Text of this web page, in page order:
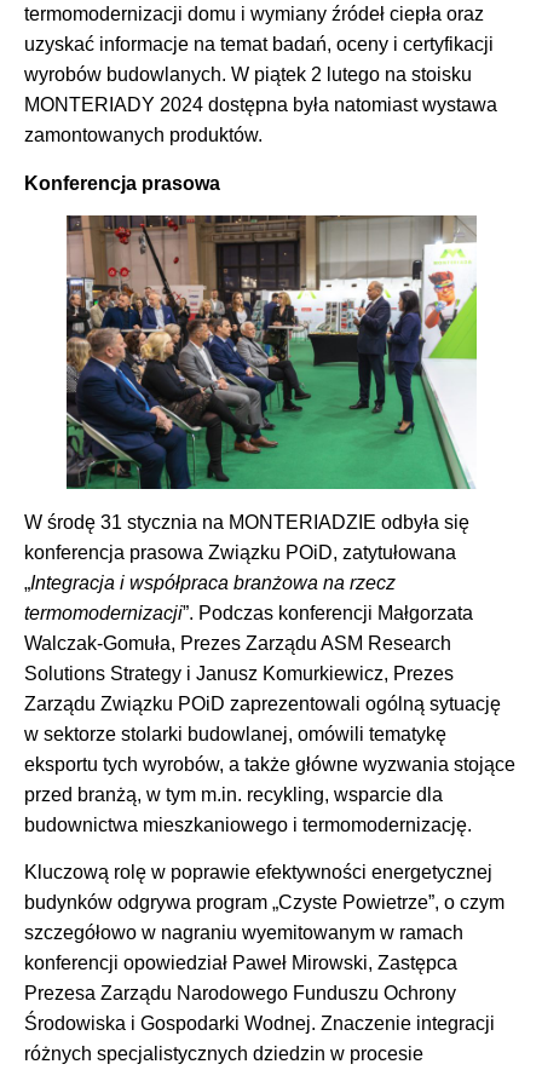
termomodernizacji domu i wymiany źródeł ciepła oraz
uzyskać informacje na temat badań, oceny i certyfikacji
wyrobów budowlanych. W piątek 2 lutego na stoisku
MONTERIADY 2024 dostępna była natomiast wystawa
zamontowanych produktów.
Konferencja prasowa
W środę 31 stycznia na MONTERIADZIE odbyła się
konferencja prasowa Związku POiD, zatytułowana
„Integracja i współpraca branżowa na rzecz
termomodernizacji”. Podczas konferencji Małgorzata
Walczak-Gomuła, Prezes Zarządu ASM Research
Solutions Strategy i Janusz Komurkiewicz, Prezes
Zarządu Związku POiD zaprezentowali ogólną sytuację
w sektorze stolarki budowlanej, omówili tematykę
eksportu tych wyrobów, a także główne wyzwania stojące
przed branżą, w tym m.in. recykling, wsparcie dla
budownictwa mieszkaniowego i termomodernizację.
Kluczową rolę w poprawie efektywności energetycznej
budynków odgrywa program „Czyste Powietrze”, o czym
szczegółowo w nagraniu wyemitowanym w ramach
konferencji opowiedział Paweł Mirowski, Zastępca
Prezesa Zarządu Narodowego Funduszu Ochrony
Środowiska i Gospodarki Wodnej. Znaczenie integracji
różnych specjalistycznych dziedzin w procesie